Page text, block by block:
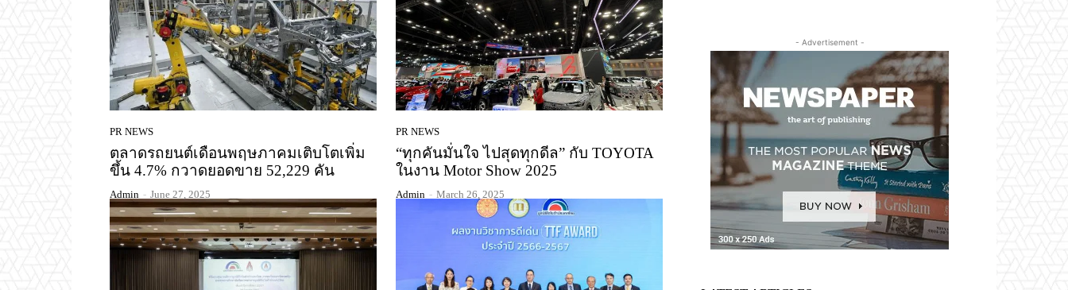
PR NEWS
ตลาดรถยนต์เดือนพฤษภาคมเติบโตเพิ่ม
ขึ้น 4.7% กวาดยอดขาย 52,229 คัน
Admin - June 27, 2025
PR NEWS
“ทุกคันมั่นใจ ไปสุดทุกดีล” กับ TOYOTA
ในงาน Motor Show 2025
Admin - March 26, 2025
- Advertisement -